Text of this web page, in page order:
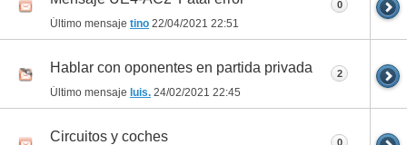
Último mensaje tino 22/04/2021 22:51
0
Hablar con oponentes en partida privada
Último mensaje luis. 24/02/2021 22:45
2
Circuitos y coches 0